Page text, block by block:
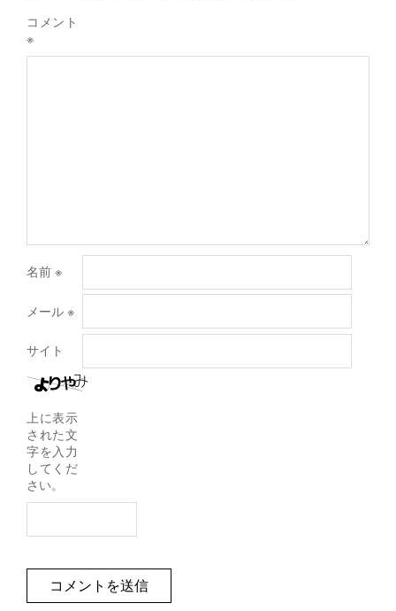
コメント
※
名前 ※
メール ※
サイト
上に表示
された文
字を入力
してくだ
さい。